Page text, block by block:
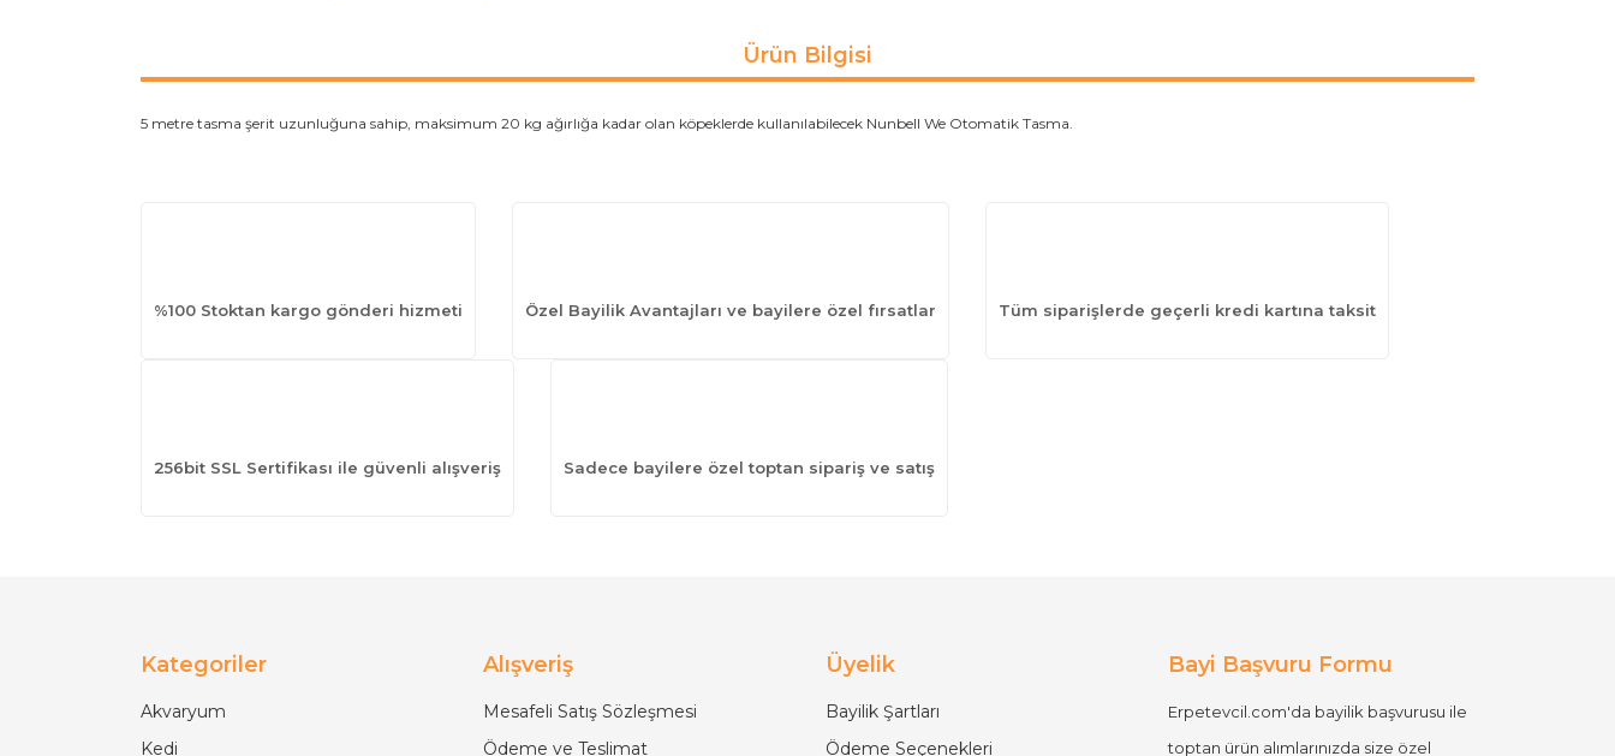
Ürün Bilgisi
5 metre tasma şerit uzunluğuna sahip, maksimum 20 kg ağırlığa kadar olan köpeklerde kullanılabilecek Nunbell We Otomatik Tasma.
%100 Stoktan kargo gönderi hizmeti Özel Bayilik Avantajları ve bayilere özel fırsatlar Tüm siparişlerde geçerli kredi kartına taksit
256bit SSL Sertifikası ile güvenli alışveriş Sadece bayilere özel toptan sipariş ve satış
Kategoriler
Akvaryum
Kedi
Alışveriş
Mesafeli Satış Sözleşmesi
Ödeme ve Teslimat
Üyelik
Bayilik Şartları
Ödeme Seçenekleri
Bayi Başvuru Formu
Erpetevcil.com'da bayilik başvurusu ile
toptan ürün alımlarınızda size özel